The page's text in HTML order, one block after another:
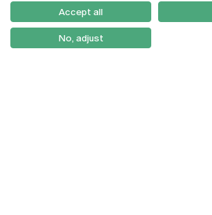
Como Chegar
Newsletter
Accept all
No, adjust